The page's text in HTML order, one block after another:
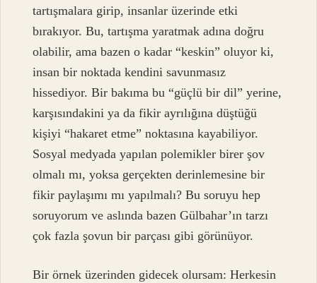
tartışmalara girip, insanlar üzerinde etki
bırakıyor. Bu, tartışma yaratmak adına doğru
olabilir, ama bazen o kadar “keskin” oluyor ki,
insan bir noktada kendini savunmasız
hissediyor. Bir bakıma bu “güçlü bir dil” yerine,
karşısındakini ya da fikir ayrılığına düştüğü
kişiyi “hakaret etme” noktasına kayabiliyor.
Sosyal medyada yapılan polemikler birer şov
olmalı mı, yoksa gerçekten derinlemesine bir
fikir paylaşımı mı yapılmalı? Bu soruyu hep
soruyorum ve aslında bazen Gülbahar’ın tarzı
çok fazla şovun bir parçası gibi görünüyor.
Bir örnek üzerinden gidecek olursam: Herkesin